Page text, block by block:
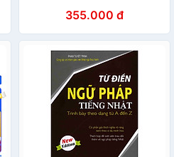
Độ Sơ Cấp 1 và 2 - Bản
Tiếng Nhật Tặng sổ tay VDT
355.000 đ